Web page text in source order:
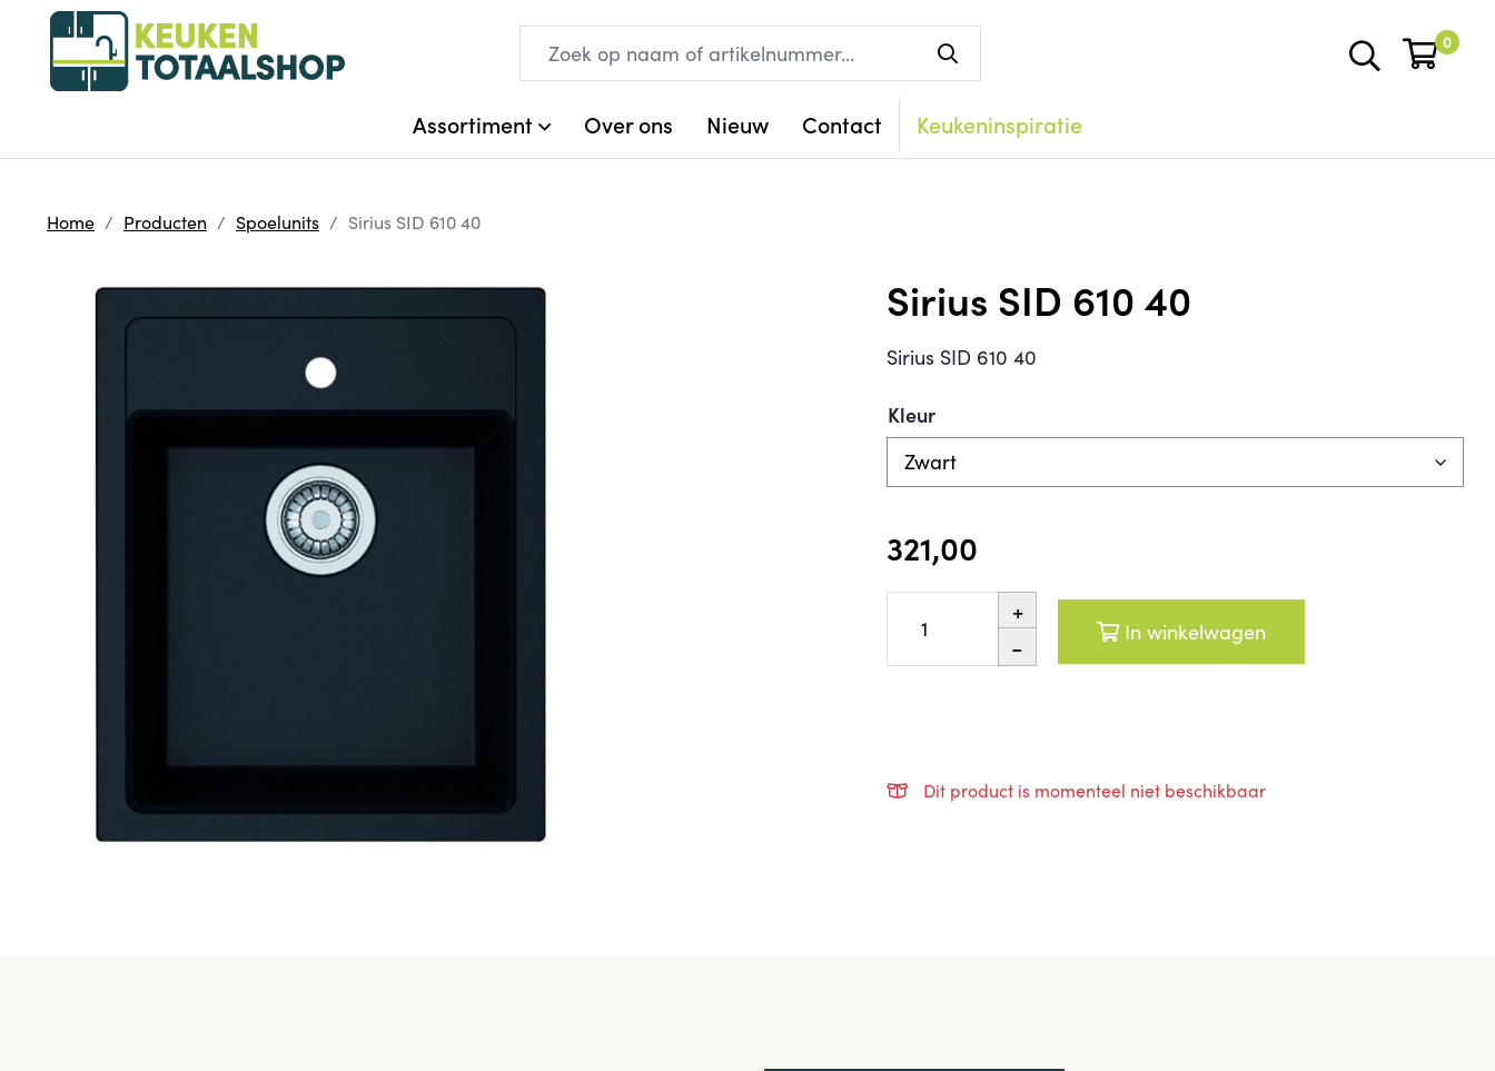
0
Assortiment Over ons Nieuw Contact Keukeninspiratie
Home Producten Spoelunits Sirius SID 610 40
Sirius SID 610 40
Sirius SID 610 40
Kleur
321,00
+
- In winkelwagen
Dit product is momenteel niet beschikbaar